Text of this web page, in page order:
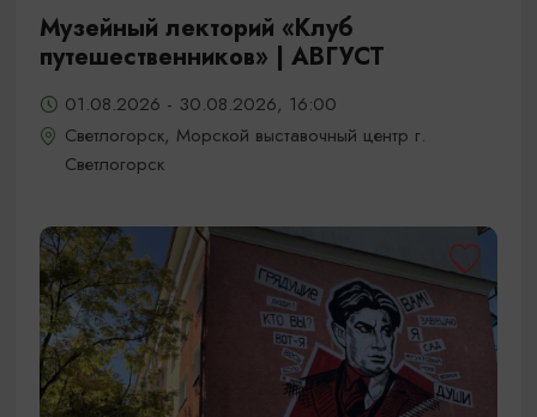
Музейный лекторий «Клуб
путешественников» | АВГУСТ
01.08.2026 - 30.08.2026, 16:00
Светлогорск, Морской выставочный центр г.
Светлогорск